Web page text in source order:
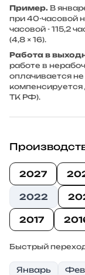
Пример. В
при 40-часовой
часовой - 115,2
(4,8 × 16).
Работа в
работе в
оплачивается
компенсируется
ТК РФ).
2027
2022
2017
Быстрый
Январь